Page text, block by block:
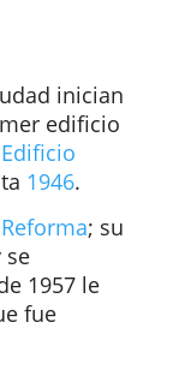
inician
edificio
Edificio
1946.
; su
1957 le
fue